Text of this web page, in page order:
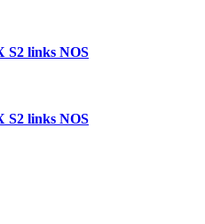
S2 links NOS
S2 links NOS